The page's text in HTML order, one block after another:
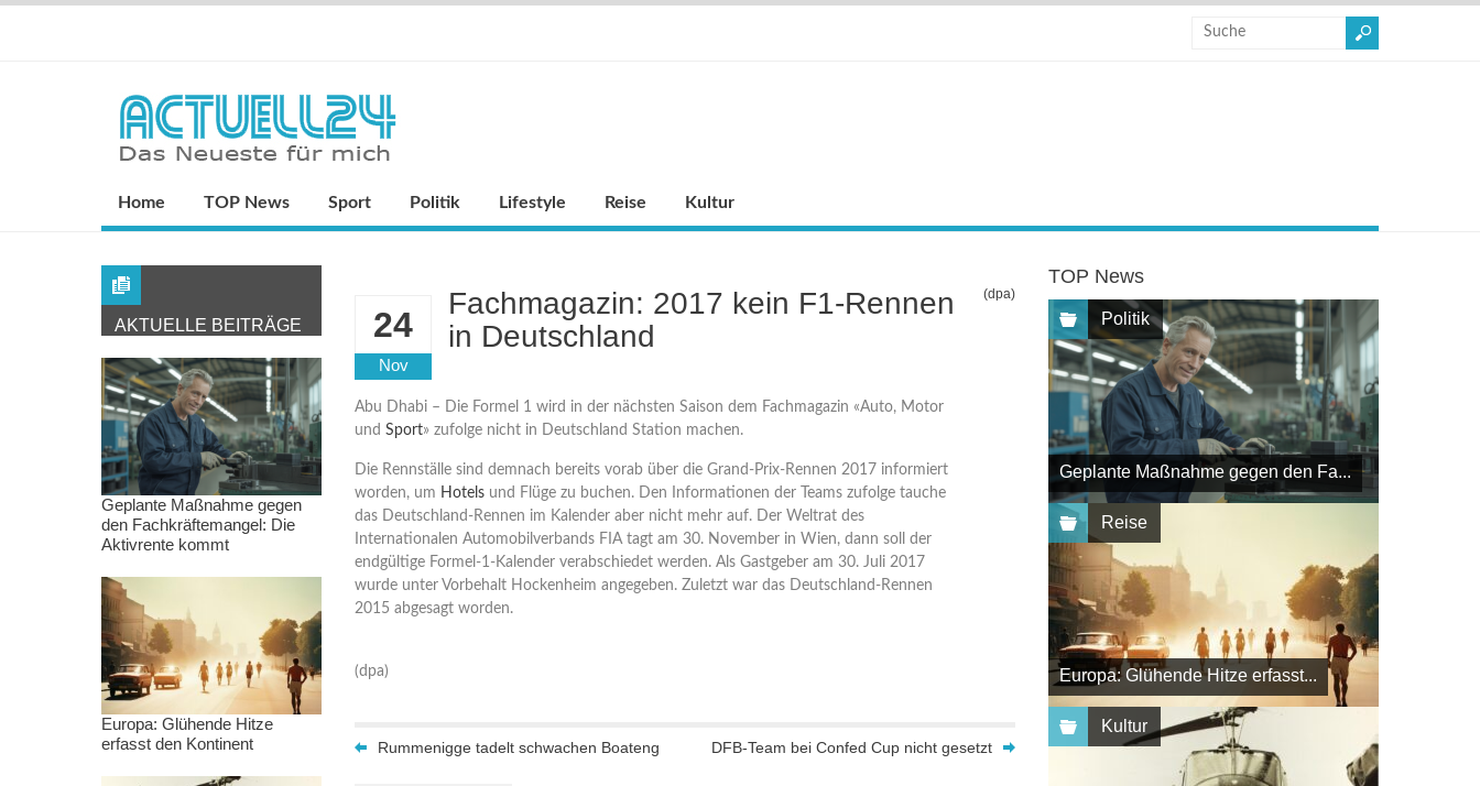
Home TOP News Sport Politik Lifestyle Reise Kultur
24
Nov
Fachmagazin: 2017 kein F1-Rennen
in Deutschland
(dpa)
Abu Dhabi – Die Formel 1 wird in der nächsten Saison dem Fachmagazin «Auto, Motor
und Sport» zufolge nicht in Deutschland Station machen.
Die Rennställe sind demnach bereits vorab über die Grand-Prix-Rennen 2017 informiert
worden, um Hotels und Flüge zu buchen. Den Informationen der Teams zufolge tauche
das Deutschland-Rennen im Kalender aber nicht mehr auf. Der Weltrat des
Internationalen Automobilverbands FIA tagt am 30. November in Wien, dann soll der
endgültige Formel-1-Kalender verabschiedet werden. Als Gastgeber am 30. Juli 2017
wurde unter Vorbehalt Hockenheim angegeben. Zuletzt war das Deutschland-Rennen
2015 abgesagt worden.
(dpa)
Rummenigge tadelt schwachen Boateng DFB-Team bei Confed Cup nicht gesetzt
TOP News
Politik
Geplante Maßnahme gegen den Fa...
Reise
Europa: Glühende Hitze erfasst...
Kultur
AKTUELLE BEITRÄGE
Geplante Maßnahme gegen
den Fachkräftemangel: Die
Aktivrente kommt
Europa: Glühende Hitze
erfasst den Kontinent